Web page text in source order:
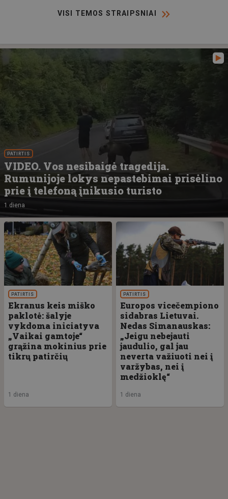
VISI TEMOS STRAIPSNIAI
PATIRTIS
VIDEO. Vos nesibaigė tragedija.
Rumunijoje lokys nepastebimai prisėlino
prie į telefoną įnikusio turisto
1 diena
PATIRTIS
Ekranus keis miško
paklotė: šalyje
vykdoma iniciatyva
„Vaikai gamtoje“
grąžina mokinius prie
tikrų patirčių
1 diena
PATIRTIS
Europos vicečempiono
sidabras Lietuvai.
Nedas Simanauskas:
„Jeigu nebejauti
jaudulio, gal jau
neverta važiuoti nei į
varžybas, nei į
medžioklę“
1 diena